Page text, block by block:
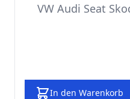
VW Audi Seat
In den Warenkorb